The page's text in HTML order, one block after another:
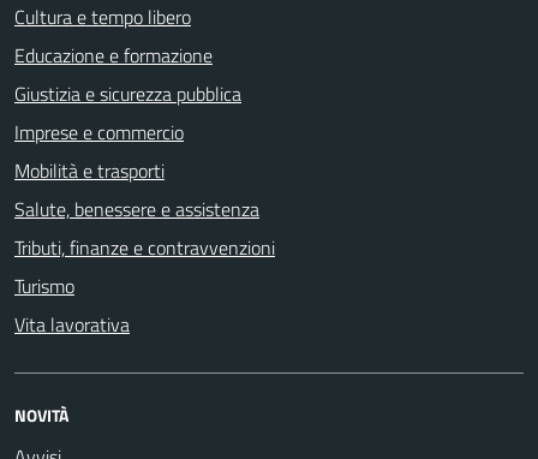
Cultura e tempo libero
Educazione e formazione
Giustizia e sicurezza pubblica
Imprese e commercio
Mobilità e trasporti
Salute, benessere e assistenza
Tributi, finanze e contravvenzioni
Turismo
Vita lavorativa
NOVITÀ